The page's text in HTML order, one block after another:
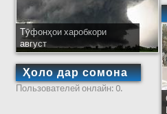
Тӯфонҳои харобкори
август
Ҳоло дар сомона
Пользователей онлайн: 0.